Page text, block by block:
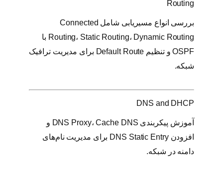
Routing
بررسی انواع مسیر‌یابی شامل Connected
Routing، Static Routing، Dynamic Routing با
OSPF و تنظیم Default Route برای مدیریت ترافیک
شبکه.
DNS and DHCP
آموزش پیکربندی DNS Proxy، Cache DNS و
افزودن DNS Static Entry برای مدیریت نام‌های
دامنه در شبکه.